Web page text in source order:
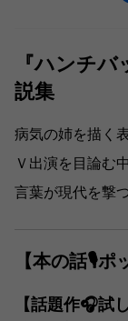
『ハンチ
説集
病気の姉を描く
Ｖ出演を目論む
言葉が現代を撃つ
【本の話🎙ポ
【話題作🎧試